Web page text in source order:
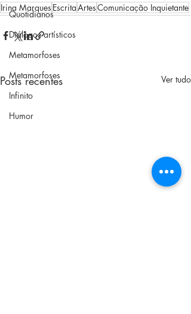
Quotidianos
Diálogos artísticos
Metamorfoses
Metamorfoses
Infinito
Humor
Irina Marques EscritaArtesComunicação Inquietante
Posts recentes Ver tudo